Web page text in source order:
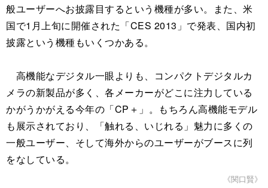
般ユーザーへお披露目するという機種が多い。また、米
国で1月上旬に開催された「CES 2013」で発表、国内初
披露という機種もいくつかある。
高機能なデジタル一眼よりも、コンパクトデジタルカ
メラの新製品が多く、各メーカーがどこに注力している
かがうかがえる今年の「CP＋」。もちろん高機能モデル
も展示されており、「触れる、いじれる」魅力に多くの
一般ユーザー、そして海外からのユーザーがブースに列
をなしている。
《関口賢》